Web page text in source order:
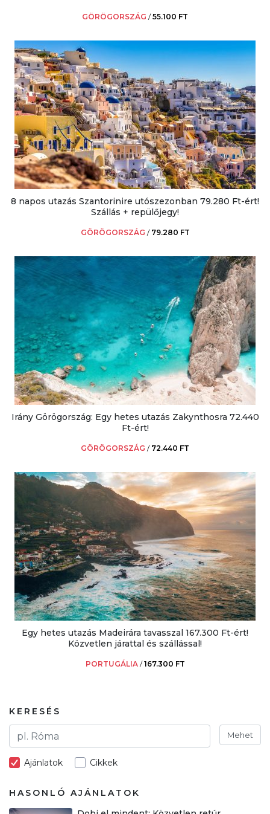
GÖRÖGORSZÁG /55.100 FT
8 napos utazás Szantorinire utószezonban 79.280 Ft-ért!
Szállás + repülőjegy!
GÖRÖGORSZÁG / 79.280 FT
Irány Görögország: Egy hetes utazás Zakynthosra 72.440
Ft-ért!
GÖRÖGORSZÁG / 72.440 FT
Egy hetes utazás Madeirára tavasszal 167.300 Ft-ért!
Közvetlen járattal és szállással!
PORTUGÁLIA /167.300 FT
KERESÉS
Mehet
Ajánlatok Cikkek
HASONLÓ AJÁNLATOK